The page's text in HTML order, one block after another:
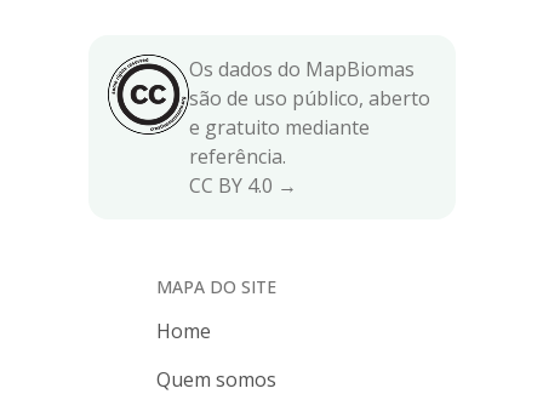
Os dados do MapBiomas
são de uso público, aberto
e gratuito mediante
referência.
CC BY 4.0 →
MAPA DO SITE
Home
Quem somos